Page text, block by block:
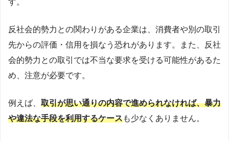
す。
反社会的勢力との関わりがある企業は、消費者や別の取引
先からの評価・信用を損なう恐れがあります。
また、反社
会的勢力との取引では不当な要求を受ける可能性があるた
め、注意が必要です。
例えば、 取引が思い通りの内容で進められなければ、暴力
や違法な手段を利用するケースも少なくありません。